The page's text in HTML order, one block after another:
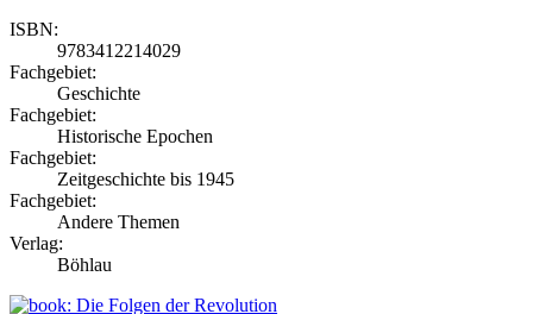
ISBN:
9783412214029
Fachgebiet:
Geschichte
Fachgebiet:
Historische Epochen
Fachgebiet:
Zeitgeschichte bis 1945
Fachgebiet:
Andere Themen
Verlag:
Böhlau